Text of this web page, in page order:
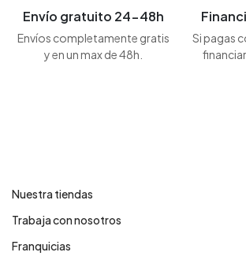
Envío gratuito 24-48h
Envíos completamente gratis
y en un max de 48h.
Si pagas
Nuestra tiendas
Trabaja con nosotros
Franquicias